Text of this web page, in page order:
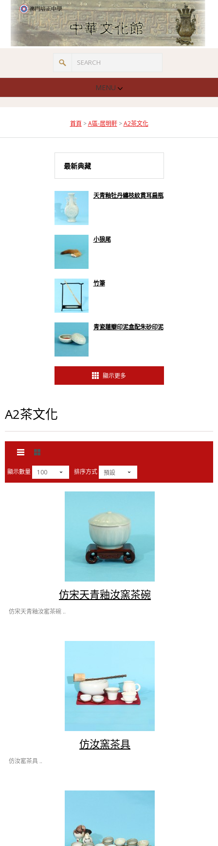
MENU
首頁 >A區-居明軒>A2茶文化
最新典藏
天青釉牡丹纏枝紋貫耳扁瓶
小狼尾
竹筆
青瓷蓮瓣印泥盒配朱砂印泥
顯示更多
A2茶文化
顯示數量 100 排序方式 預設
仿宋天青釉汝窯茶碗
仿宋天青釉汝窰茶碗 ..
仿汝窯茶具
仿汝窰茶具 ..